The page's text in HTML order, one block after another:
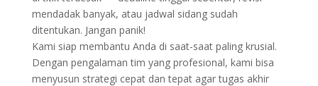
mendadak banyak, atau jadwal sidang sudah
ditentukan. Jangan panik!
Kami siap membantu Anda di saat-saat paling krusial.
Dengan pengalaman tim yang profesional, kami bisa
menyusun strategi cepat dan tepat agar tugas akhir